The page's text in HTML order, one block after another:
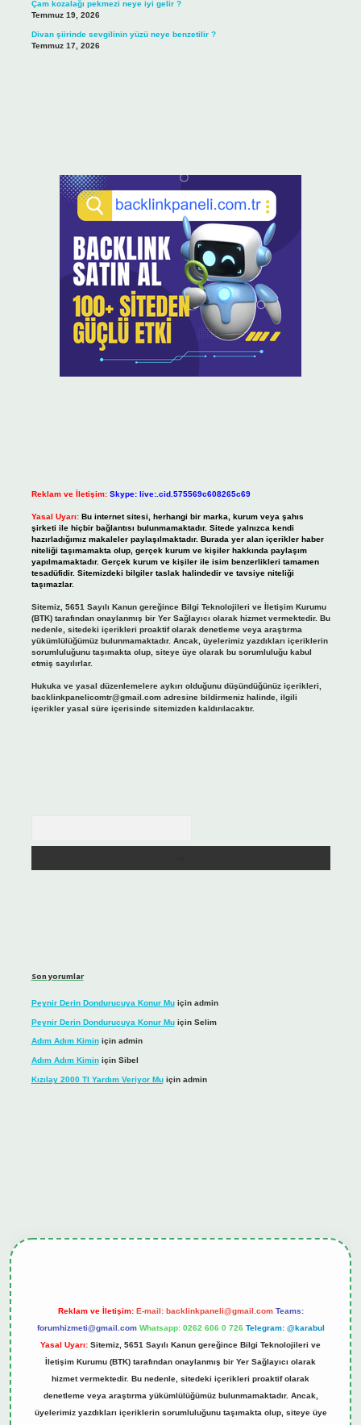
Çam kozalağı pekmezi neye iyi gelir ?
Temmuz 19, 2026
Divan şiirinde sevgilinin yüzü neye benzetilir ?
Temmuz 17, 2026
Reklam ve İletişim: Skype: live:.cid.575569c608265c69
Yasal Uyarı: Bu internet sitesi, herhangi bir marka, kurum veya şahıs
şirketi ile hiçbir bağlantısı bulunmamaktadır. Sitede yalnızca kendi
hazırladığımız makaleler paylaşılmaktadır. Burada yer alan içerikler haber
niteliği taşımamakta olup, gerçek kurum ve kişiler hakkında paylaşım
yapılmamaktadır. Gerçek kurum ve kişiler ile isim benzerlikleri tamamen
tesadüfidir. Sitemizdeki bilgiler taslak halindedir ve tavsiye niteliği
taşımazlar.
Sitemiz, 5651 Sayılı Kanun gereğince Bilgi Teknolojileri ve İletişim Kurumu
(BTK) tarafından onaylanmış bir Yer Sağlayıcı olarak hizmet vermektedir. Bu
nedenle, sitedeki içerikleri proaktif olarak denetleme veya araştırma
yükümlülüğümüz bulunmamaktadır. Ancak, üyelerimiz yazdıkları içeriklerin
sorumluluğunu taşımakta olup, siteye üye olarak bu sorumluluğu kabul
etmiş sayılırlar.
Hukuka ve yasal düzenlemelere aykırı olduğunu düşündüğünüz içerikleri,
backlinkpanelicomtr@gmail.comadresine bildirmeniz halinde, ilgili
içerikler yasal süre içerisinde sitemizden kaldırılacaktır.
Son yorumlar
Peynir Derin Dondurucuya Konur Muiçin admin
Peynir Derin Dondurucuya Konur Muiçin Selim
Adım Adım Kiminiçin admin
Adım Adım Kiminiçin Sibel
Kızılay 2000 Tl Yardım Veriyor Muiçin admin
Reklam ve İletişim: E-mail: backlinkpaneli@gmail.com Teams:
forumhizmeti@gmail.com Whatsapp: 0262 606 0 726 Telegram: @karabul
Yasal Uyarı: Sitemiz, 5651 Sayılı Kanun gereğince Bilgi Teknolojileri ve
İletişim Kurumu (BTK) tarafından onaylanmış bir Yer Sağlayıcı olarak
hizmet vermektedir. Bu nedenle, sitedeki içerikleri proaktif olarak
denetleme veya araştırma yükümlülüğümüz bulunmamaktadır. Ancak,
üyelerimiz yazdıkları içeriklerin sorumluluğunu taşımakta olup, siteye üye